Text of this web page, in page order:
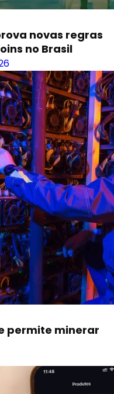
novas regras
no Brasil
permite minerar